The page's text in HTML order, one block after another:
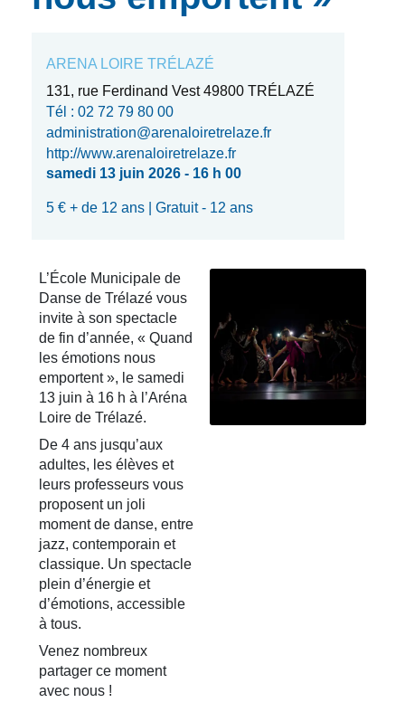
ARENA LOIRE TRÉLAZÉ
131, rue Ferdinand Vest 49800 TRÉLAZÉ
Tél : 02 72 79 80 00
administration@arenaloiretrelaze.fr
http://www.arenaloiretrelaze.fr
samedi 13 juin 2026 - 16 h 00
5 € + de 12 ans | Gratuit - 12 ans
L’École Municipale de
Danse de Trélazé vous
invite à son spectacle
de fin d’année, « Quand
les émotions nous
emportent », le samedi
13 juin à 16 h à l’Aréna
Loire de Trélazé.
De 4 ans jusqu’aux
adultes, les élèves et
leurs professeurs vous
proposent un joli
moment de danse, entre
jazz, contemporain et
classique. Un spectacle
plein d’énergie et
d’émotions, accessible
à tous.
Venez nombreux
partager ce moment
avec nous !